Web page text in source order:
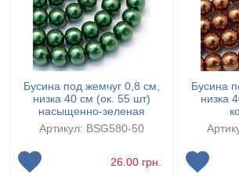
Бусина под жемчуг 0,8 см,
низка 40 см (ок. 55 шт)
насыщенно-зеленая
Артикул: BSG580-50
26.00 грн.
Бусина
низка